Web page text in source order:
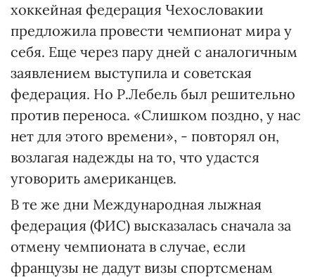
хоккейная федерация Чехословакии
предложила провести чемпионат мира у
себя. Еще через пару дней с аналогичным
заявлением выступила и советская
федерация. Но Р.Лебель был решительно
против переноса. «Слишком поздно, у нас
нет для этого времени», - повторял он,
возлагая надежды на то, что удастся
уговорить американцев.
В те же дни Международная лыжная
федерация (ФИС) высказалась сначала за
отмену чемпионата в случае, если
французы не дадут визы спортсменам